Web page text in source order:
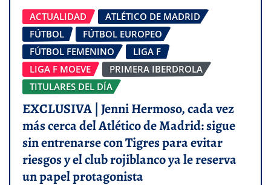
ACTUALIDAD
ATLÉTICO DE MADRID
FÚTBOL
FÚTBOL EUROPEO
FÚTBOL FEMENINO
LIGA F
LIGA F MOEVE
PRIMERA IBERDROLA
TITULARES DEL DÍA
EXCLUSIVA | Jenni Hermoso, cada vez
más cerca del Atlético de Madrid: sigue
sin entrenarse con Tigres para evitar
riesgos y el club rojiblanco ya le reserva
un papel protagonista